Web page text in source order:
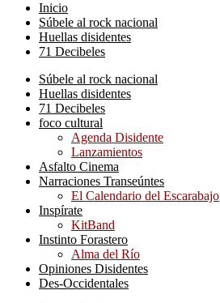
Inicio
Súbele al rock nacional
Huellas disidentes
71 Decibeles
Súbele al rock nacional
Huellas disidentes
71 Decibeles
foco cultural
Agenda Disidente
Lanzamientos
Asfalto Cinema
Narraciones Transeúntes
El Calendario del Escarabajo
Inspírate
KitBand
Instinto Forastero
Alma del Río
Opiniones Disidentes
Des-Occidentales